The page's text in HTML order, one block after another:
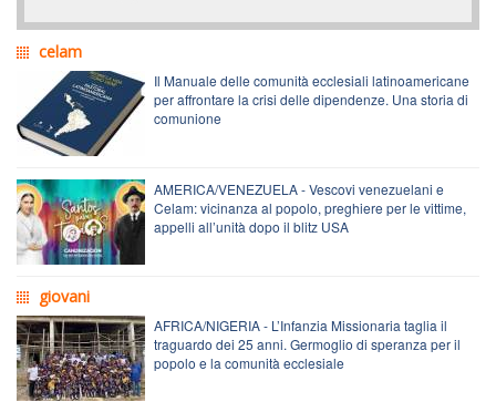
celam
Il Manuale delle comunità ecclesiali latinoamericane
per affrontare la crisi delle dipendenze. Una storia di
comunione
AMERICA/VENEZUELA - Vescovi venezuelani e
Celam: vicinanza al popolo, preghiere per le vittime,
appelli all’unità dopo il blitz USA
giovani
AFRICA/NIGERIA - L’Infanzia Missionaria taglia il
traguardo dei 25 anni. Germoglio di speranza per il
popolo e la comunità ecclesiale